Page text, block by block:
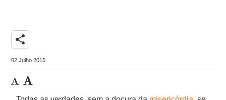
share
02 Julho 2015